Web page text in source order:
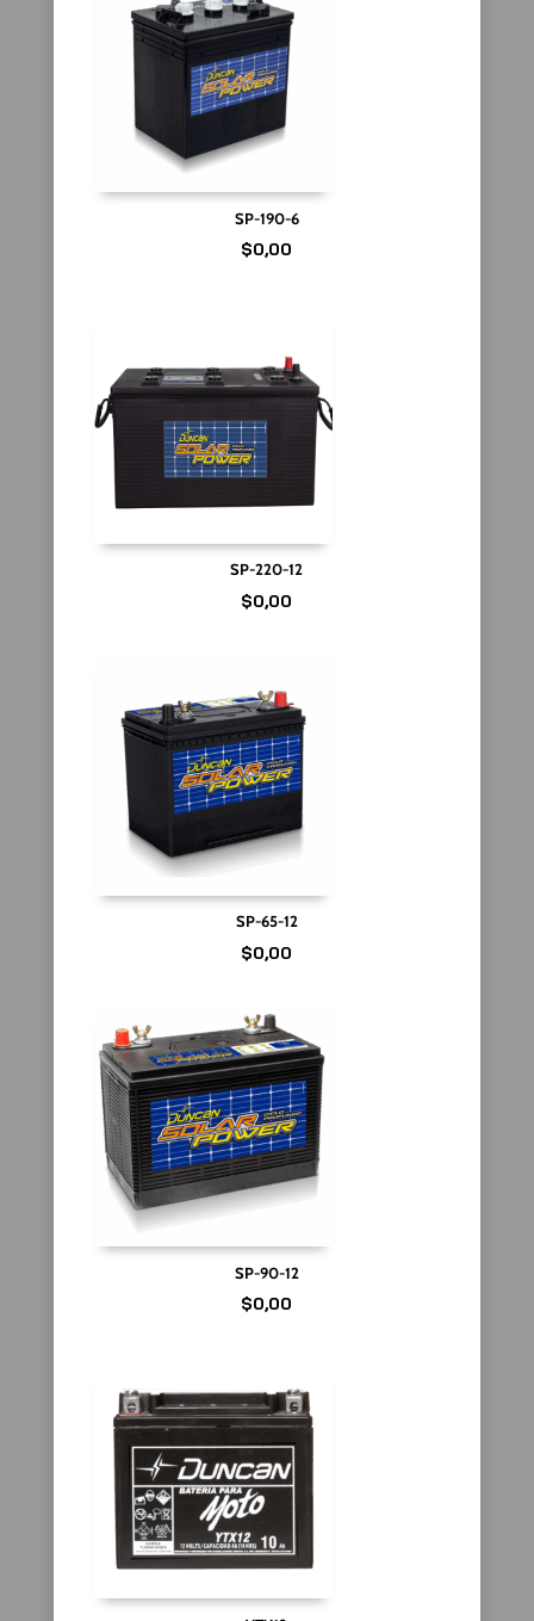
SP-190-6
$0,00
SP-220-12
$0,00
SP-65-12
$0,00
SP-90-12
$0,00